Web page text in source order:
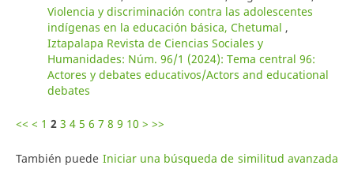
Violencia y discriminación contra las adolescentes
indígenas en la educación básica, Chetumal ,
Iztapalapa Revista de Ciencias Sociales y
Humanidades: Núm. 96/1 (2024): Tema central 96:
Actores y debates educativos/Actors and educational
debates
<< < 1 2 3 4 5 6 7 8 9 10 > >>
También puede Iniciar una búsqueda de similitud avanzada